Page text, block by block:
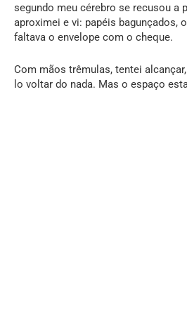
segundo meu cérebro se recusou a
aproximei e vi: papéis bagunçados,
faltava o envelope com o cheque.
Com mãos trêmulas, tentei
lo voltar do nada. Mas o espaço